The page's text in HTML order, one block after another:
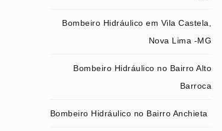
Bombeiro Hidráulico em Vila Castela,
Nova Lima -MG
Bombeiro Hidráulico no Bairro Alto
Barroca
Bombeiro Hidráulico no Bairro Anchieta